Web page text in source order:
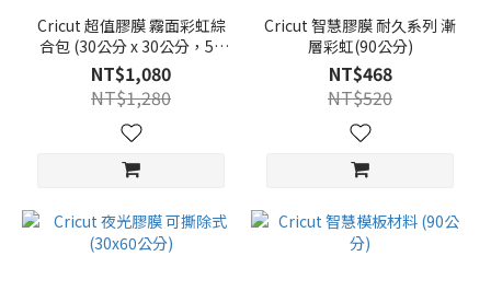
Cricut 超值膠膜 霧面彩虹綜
合包 (30公分 x 30公分，50
張)
NT$1,080
NT$1,280
Cricut 智慧膠膜 耐久系列 漸
層彩虹(90公分)
NT$468
NT$520